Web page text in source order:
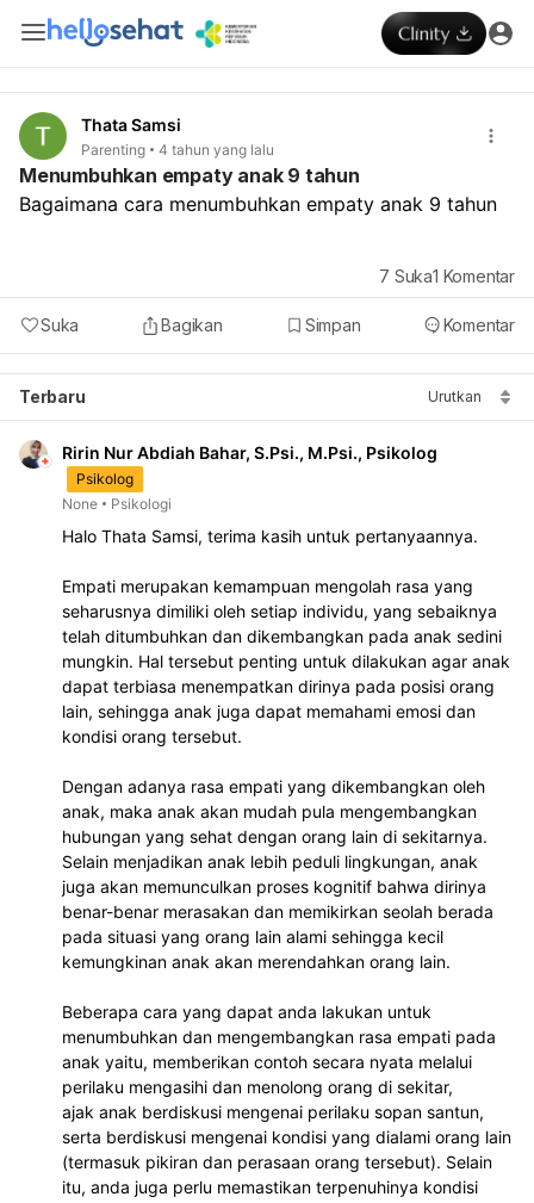
Thata Samsi
Parenting 4 tahun yang lalu
Menumbuhkan empaty anak 9 tahun
Bagaimana cara menumbuhkan empaty anak 9 tahun
Suka Bagikan Simpan Komentar
7 Suka1 Komentar
Terbaru Urutkan
Ririn Nur Abdiah Bahar, S.Psi., M.Psi., Psikolog
Psikolog
None
Psikologi
Halo Thata Samsi, terima kasih untuk pertanyaannya.
Empati merupakan kemampuan mengolah rasa yang
seharusnya dimiliki oleh setiap individu, yang sebaiknya
telah ditumbuhkan dan dikembangkan pada anak sedini
mungkin. Hal tersebut penting untuk dilakukan agar anak
dapat terbiasa menempatkan dirinya pada posisi orang
lain, sehingga anak juga dapat memahami emosi dan
kondisi orang tersebut.
Dengan adanya rasa empati yang dikembangkan oleh
anak, maka anak akan mudah pula mengembangkan
hubungan yang sehat dengan orang lain di sekitarnya.
Selain menjadikan anak lebih peduli lingkungan, anak
juga akan memunculkan proses kognitif bahwa dirinya
benar-benar merasakan dan memikirkan seolah berada
pada situasi yang orang lain alami sehingga kecil
kemungkinan anak akan merendahkan orang lain.
Beberapa cara yang dapat anda lakukan untuk
menumbuhkan dan mengembangkan rasa empati pada
anak yaitu, memberikan contoh secara nyata melalui
perilaku mengasihi dan menolong orang di sekitar,
ajak anak berdiskusi mengenai perilaku sopan santun,
serta berdiskusi mengenai kondisi yang dialami orang lain
(termasuk pikiran dan perasaan orang tersebut). Selain
itu, anda juga perlu memastikan terpenuhinya kondisi